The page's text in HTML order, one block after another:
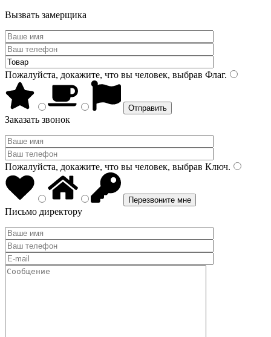
Вызвать замерщика
Пожалуйста, докажите, что вы человек, выбрав Флаг.
Заказать звонок
Пожалуйста, докажите, что вы человек, выбрав Ключ.
Письмо директору